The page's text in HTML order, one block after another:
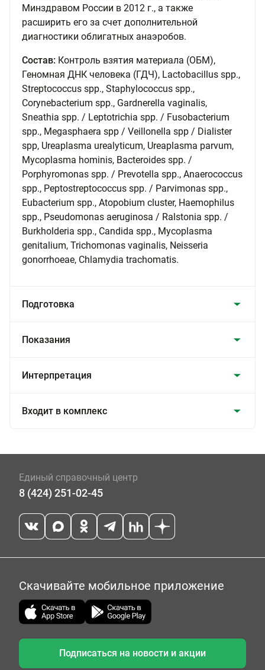
Минздравом России в 2012 г., а также
расширить его за счет дополнительной
диагностики облигатных анаэробов.
Состав: Контроль взятия материала (ОБМ),
Геномная ДНК человека (ГДЧ), Lactobacillus spp.,
Streptococcus spp., Staphylococcus spp.,
Corynebacterium spp., Gardnerella vaginalis,
Sneathia spp. / Leptotrichia spp. / Fusobacterium
spp., Megasphaera spp / Veillonella spp / Dialister
spp, Ureaplasma urealyticum, Ureaplasma parvum,
Mycoplasma hominis, Bacteroides spp. /
Porphyromonas spp. / Prevotella spp., Anaerococcus
spp., Peptostreptococcus spp. / Parvimonas spp.,
Eubacterium spp., Atopobium cluster, Haemophilus
spp., Pseudomonas aeruginosa / Ralstonia spp. /
Burkholderia spp., Candida spp., Mycoplasma
genitalium, Trichomonas vaginalis, Neisseria
gonorrhoeae, Chlamydia trachomatis.
Подготовка
Показания
Интерпретация
Входит в комплекс
Единый справочный центр
8 (424) 251-02-45
Скачивайте мобильное приложение
Подписаться на новости и акции